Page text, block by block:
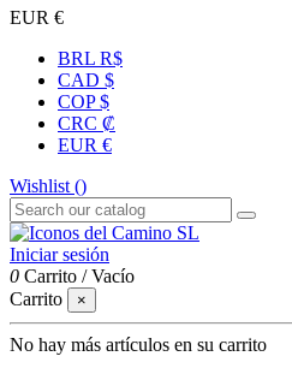
EUR €
BRL R$
CAD $
COP $
CRC ₡
EUR €
Wishlist ()
Iniciar sesión
0 Carrito /Vacío
Carrito
×
No hay más artículos en su carrito